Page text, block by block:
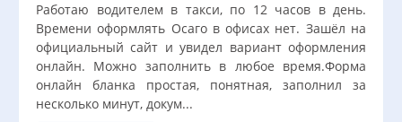
Работаю водителем в такси, по 12 часов в день.
Времени оформлять Осаго в офисах нет. Зашёл на
официальный сайт и увидел вариант оформления
онлайн. Можно заполнить в любое время.Форма
онлайн бланка простая, понятная, заполнил за
несколько минут, докум...